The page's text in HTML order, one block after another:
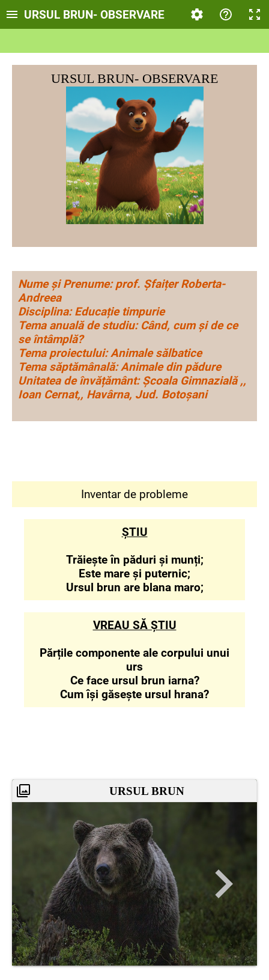
URSUL BRUN- OBSERVARE
URSUL BRUN- OBSERVARE
Nume și Prenume: prof. Șfaițer Roberta-
Andreea
Disciplina: Educație timpurie
Tema anuală de studiu: Când, cum și de ce
se întâmplă?
Tema proiectului: Animale sălbatice
Tema săptămânală: Animale din pădure
Unitatea de învățământ: Școala Gimnazială ,,
Ioan Cernat,, Havârna, Jud. Botoșani
Inventar de probleme
ȘTIU
Trăiește în păduri și munți;
Este mare și puternic;
Ursul brun are blana maro;
VREAU SĂ ȘTIU
Părțile componente ale corpului unui
urs
Ce face ursul brun iarna?
Cum își găsește ursul hrana?
URSUL BRUN